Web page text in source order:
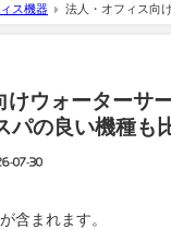
ス機器
法人・オフィス向
けウォーターサ
パの良い機種も
07-30
含まれます。